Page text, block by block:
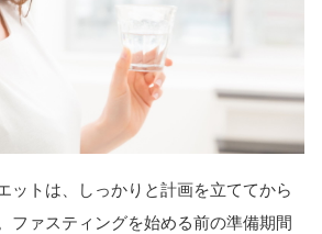
ットは、しっかりと計画を立ててから
ファスティングを始める前の準備期間